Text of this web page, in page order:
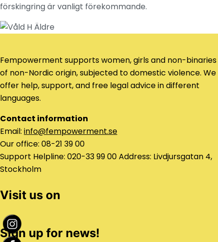
förskingring är vanligt förekommande.
Fempowerment supports women, girls and non-binaries
of non-Nordic origin, subjected to domestic violence. We
offer help, support, and free legal advice in different
languages.
Contact information
Email: info@fempowerment.se
Our office: 08-21 39 00
Support Helpline: 020-33 99 00 Address: Livdjursgatan 4,
Stockholm
Visit us on
Sign up for news!